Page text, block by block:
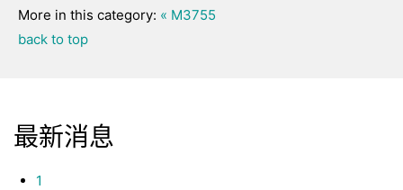
More in this category: « M3755
back to top
最新消息
1